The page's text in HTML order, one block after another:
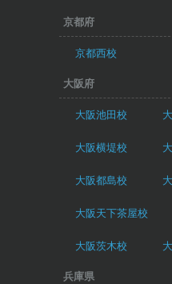
京都府
京都西校
大阪府
大阪池田校
大阪横堤校
大阪都島校
大阪天下茶屋校
大阪茨木校
兵庫県